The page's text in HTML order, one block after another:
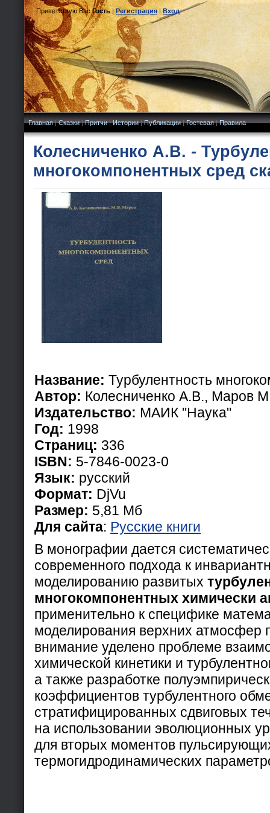
Приветствую Вас Гость|Регистрация|Вход
Главная|Сказки|Притчи|Истории|Публикации|Гостевая|Правила
Колесниченко А.В. -
многокомпонентных сред
Название: Турбулентность
Автор: Колесниченко А.В., Маров
Издательство: МАИК "Наука"
Год: 1998
Страниц: 336
ISBN: 5-7846-0023-0
Язык: русский
Формат: DjVu
Размер: 5,81 Мб
Для сайта: Русские книги
В монографии дается
современного подхода к
моделированию развитых
многокомпонентных химически
применительно к специфике
моделирования верхних атмосфер
внимание уделено проблеме
химической кинетики и
а также разработке
коэффициентов турбулентного
стратифицированных сдвиговых
на использовании эволюционных
для вторых моментов
термогидродинамических